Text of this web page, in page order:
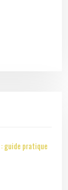
guide pratique